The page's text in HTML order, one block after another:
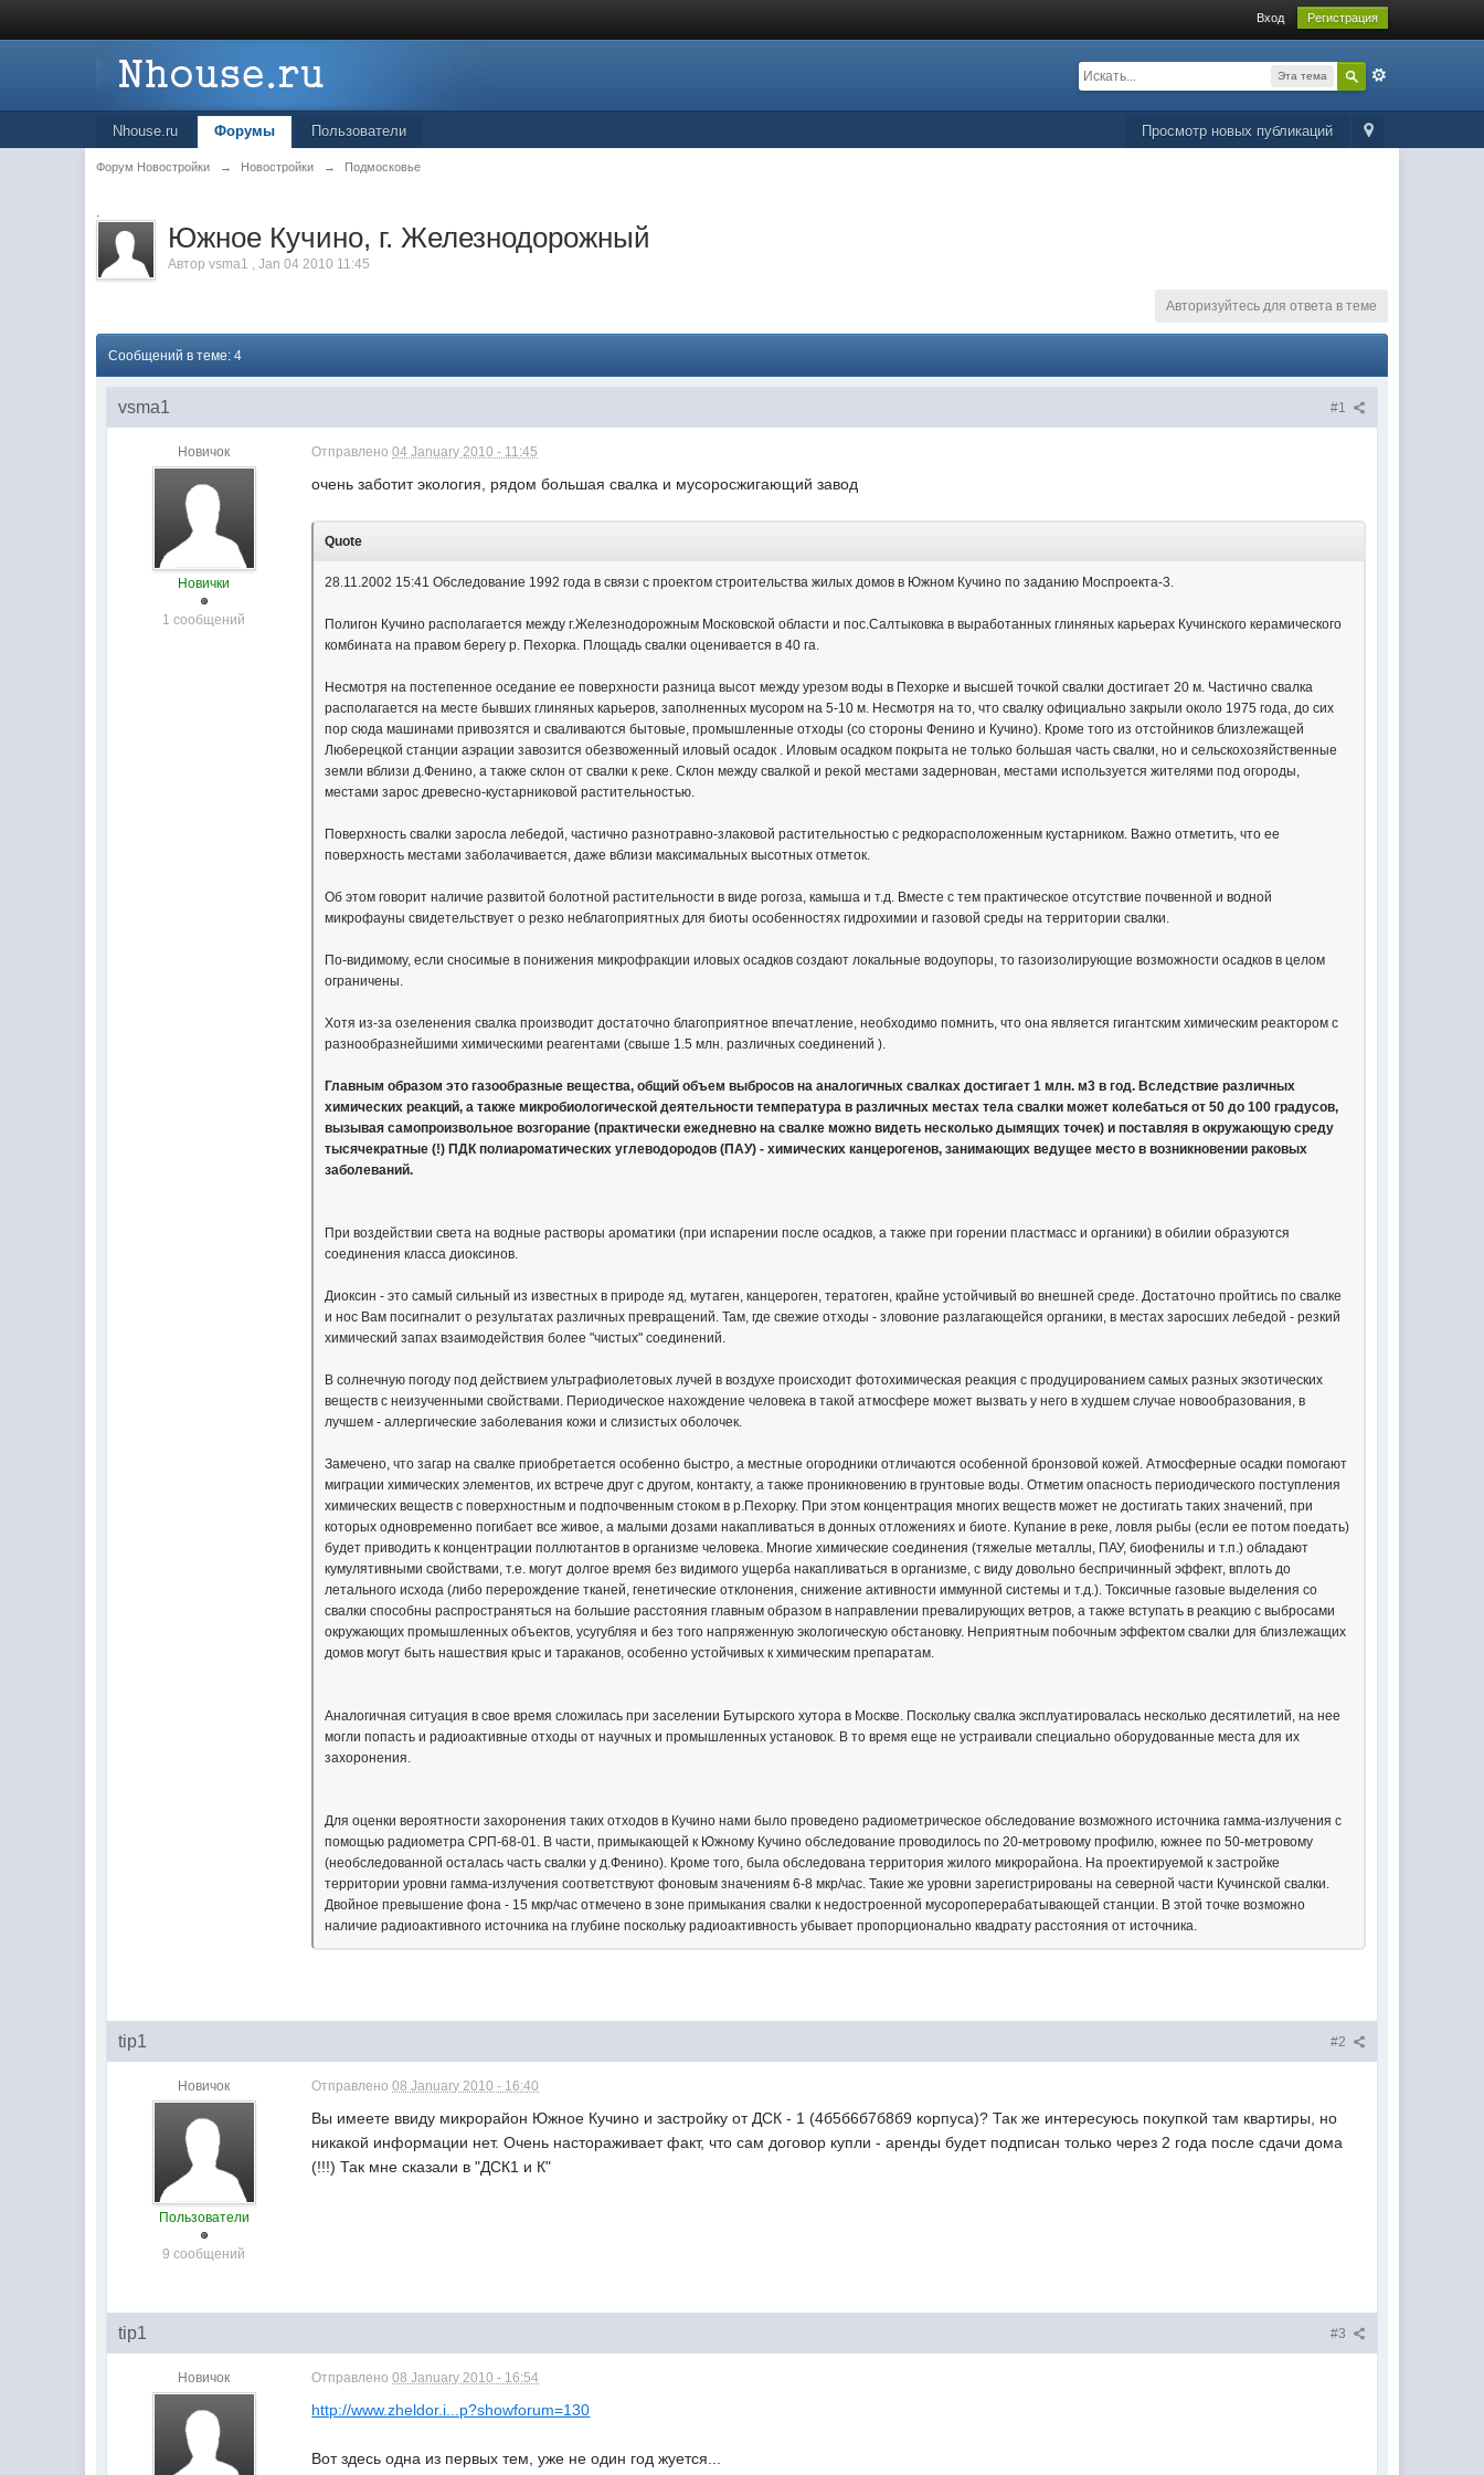
Вход Регистрация
Эта тема
Просмотр новых публикаций
Nhouse.ru Форумы Пользователи
Форум Новостройки → Новостройки → Подмосковье
.
Южное Кучино, г. Железнодорожный
Авторvsma1 ,Jan 04 2010 11:45
Авторизуйтесь для ответа в теме
Сообщений в теме: 4
#1
vsma1
Новичок
Новички
1 сообщений
Отправлено04 January 2010 - 11:45
очень заботит экология, рядом большая свалка и мусоросжигающий завод
Quote
28.11.2002 15:41 Обследование 1992 года в связи с проектом строительства жилых домов в Южном Кучино по заданию Моспроекта-3.
Полигон Кучино располагается между г.Железнодорожным Московской области и пос.Салтыковка в выработанных глиняных карьерах Кучинского керамического
комбината на правом берегу р. Пехорка. Площадь свалки оценивается в 40 га.
Несмотря на постепенное оседание ее поверхности разница высот между урезом воды в Пехорке и высшей точкой свалки достигает 20 м. Частично свалка
располагается на месте бывших глиняных карьеров, заполненных мусором на 5-10 м. Несмотря на то, что свалку официально закрыли около 1975 года, до сих
пор сюда машинами привозятся и сваливаются бытовые, промышленные отходы (со стороны Фенино и Кучино). Кроме того из отстойников близлежащей
Люберецкой станции аэрации завозится обезвоженный иловый осадок . Иловым осадком покрыта не только большая часть свалки, но и сельскохозяйственные
земли вблизи д.Фенино, а также склон от свалки к реке. Склон между свалкой и рекой местами задернован, местами используется жителями под огороды,
местами зарос древесно-кустарниковой растительностью.
Поверхность свалки заросла лебедой, частично разнотравно-злаковой растительностью с редкорасположенным кустарником. Важно отметить, что ее
поверхность местами заболачивается, даже вблизи максимальных высотных отметок.
Об этом говорит наличие развитой болотной растительности в виде рогоза, камыша и т.д. Вместе с тем практическое отсутствие почвенной и водной
микрофауны свидетельствует о резко неблагоприятных для биоты особенностях гидрохимии и газовой среды на территории свалки.
По-видимому, если сносимые в понижения микрофракции иловых осадков создают локальные водоупоры, то газоизолирующие возможности осадков в целом
ограничены.
Хотя из-за озеленения свалка производит достаточно благоприятное впечатление, необходимо помнить, что она является гигантским химическим реактором с
разнообразнейшими химическими реагентами (свыше 1.5 млн. различных соединений ).
Главным образом это газообразные вещества, общий объем выбросов на аналогичных свалках достигает 1 млн. м3 в год. Вследствие различных
химических реакций, а также микробиологической деятельности температура в различных местах тела свалки может колебаться от 50 до 100 градусов,
вызывая самопроизвольное возгорание (практически ежедневно на свалке можно видеть несколько дымящих точек) и поставляя в окружающую среду
тысячекратные (!) ПДК полиароматических углеводородов (ПАУ) - химических канцерогенов, занимающих ведущее место в возникновении раковых
заболеваний.
При воздействии света на водные растворы ароматики (при испарении после осадков, а также при горении пластмасс и органики) в обилии образуются
соединения класса диоксинов.
Диоксин - это самый сильный из известных в природе яд, мутаген, канцероген, тератоген, крайне устойчивый во внешней среде. Достаточно пройтись по свалке
и нос Вам посигналит о результатах различных превращений. Там, где свежие отходы - зловоние разлагающейся органики, в местах заросших лебедой - резкий
химический запах взаимодействия более "чистых" соединений.
В солнечную погоду под действием ультрафиолетовых лучей в воздухе происходит фотохимическая реакция с продуцированием самых разных экзотических
веществ с неизученными свойствами. Периодическое нахождение человека в такой атмосфере может вызвать у него в худшем случае новообразования, в
лучшем - аллергические заболевания кожи и слизистых оболочек.
Замечено, что загар на свалке приобретается особенно быстро, а местные огородники отличаются особенной бронзовой кожей. Атмосферные осадки помогают
миграции химических элементов, их встрече друг с другом, контакту, а также проникновению в грунтовые воды. Отметим опасность периодического поступления
химических веществ с поверхностным и подпочвенным стоком в р.Пехорку. При этом концентрация многих веществ может не достигать таких значений, при
которых одновременно погибает все живое, а малыми дозами накапливаться в донных отложениях и биоте. Купание в реке, ловля рыбы (если ее потом поедать)
будет приводить к концентрации поллютантов в организме человека. Многие химические соединения (тяжелые металлы, ПАУ, биофенилы и т.п.) обладают
кумулятивными свойствами, т.е. могут долгое время без видимого ущерба накапливаться в организме, с виду довольно беспричинный эффект, вплоть до
летального исхода (либо перерождение тканей, генетические отклонения, снижение активности иммунной системы и т.д.). Токсичные газовые выделения со
свалки способны распространяться на большие расстояния главным образом в направлении превалирующих ветров, а также вступать в реакцию с выбросами
окружающих промышленных объектов, усугубляя и без того напряженную экологическую обстановку. Неприятным побочным эффектом свалки для близлежащих
домов могут быть нашествия крыс и тараканов, особенно устойчивых к химическим препаратам.
Аналогичная ситуация в свое время сложилась при заселении Бутырского хутора в Москве. Поскольку свалка эксплуатировалась несколько десятилетий, на нее
могли попасть и радиоактивные отходы от научных и промышленных установок. В то время еще не устраивали специально оборудованные места для их
захоронения.
Для оценки вероятности захоронения таких отходов в Кучино нами было проведено радиометрическое обследование возможного источника гамма-излучения с
помощью радиометра СРП-68-01. В части, примыкающей к Южному Кучино обследование проводилось по 20-метровому профилю, южнее по 50-метровому
(необследованной осталась часть свалки у д.Фенино). Кроме того, была обследована территория жилого микрорайона. На проектируемой к застройке
территории уровни гамма-излучения соответствуют фоновым значениям 6-8 мкр/час. Такие же уровни зарегистрированы на северной части Кучинской свалки.
Двойное превышение фона - 15 мкр/час отмечено в зоне примыкания свалки к недостроенной мусороперерабатывающей станции. В этой точке возможно
наличие радиоактивного источника на глубине поскольку радиоактивность убывает пропорционально квадрату расстояния от источника.
#2
tip1
Новичок
Пользователи
9 сообщений
Отправлено08 January 2010 - 16:40
Вы имеете ввиду микрорайон Южное Кучино и застройку от ДСК - 1 (4б5б6б7б8б9 корпуса)? Так же интересуюсь покупкой там квартиры, но
никакой информации нет. Очень настораживает факт, что сам договор купли - аренды будет подписан только через 2 года после сдачи дома
(!!!) Так мне сказали в "ДСК1 и К"
#3
tip1
Новичок Отправлено08 January 2010 - 16:54
http://www.zheldor.i...p?showforum=130
Вот здесь одна из первых тем, уже не один год жуется...